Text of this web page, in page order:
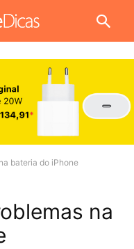
bateria do iPhone
na